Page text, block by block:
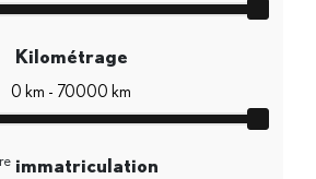
Kilométrage
immatriculation